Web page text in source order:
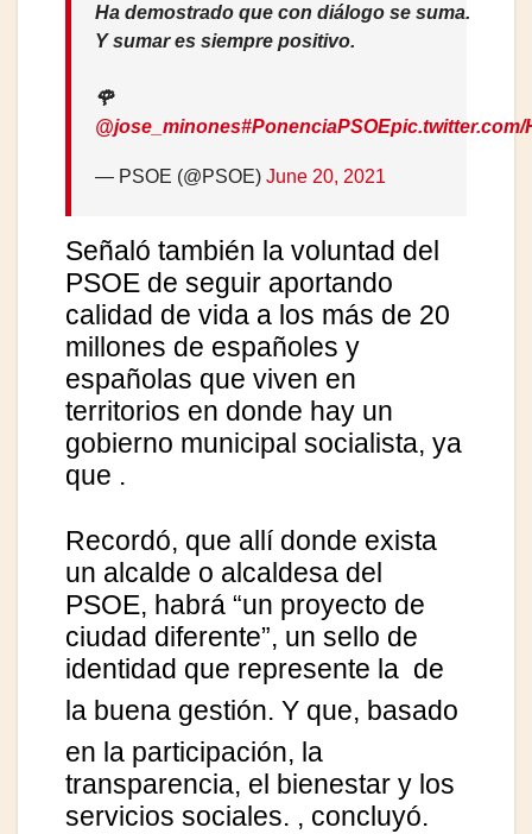
Ha demostrado que con diálogo se suma.
Y sumar es siempre positivo.
🌹
@jose_minones#PonenciaPSOEpic.twitter.com/
— PSOE (@PSOE) June 20, 2021
Señaló también la voluntad del
PSOE de seguir aportando
calidad de vida a los más de 20
millones de españoles y
españolas que viven en
territorios en donde hay un
gobierno municipal socialista, ya
que .
Recordó, que allí donde exista
un alcalde o alcaldesa del
PSOE, habrá “un proyecto de
ciudad diferente”, un sello de
identidad que represente la de
la buena gestión. Y que, basado
en la participación, la
transparencia, el bienestar y los
servicios sociales. , concluyó.